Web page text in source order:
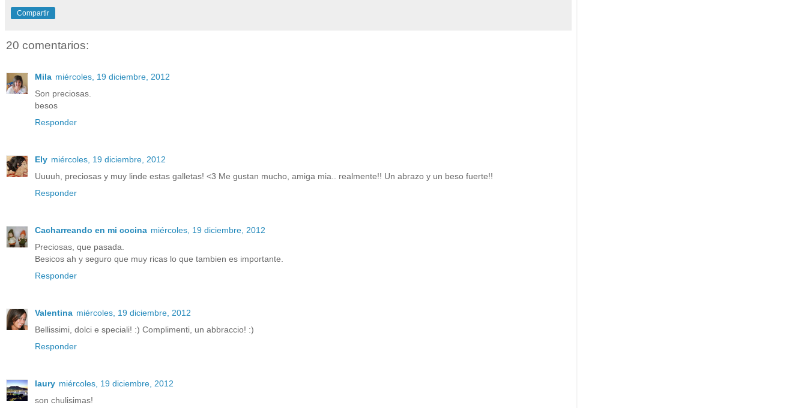
Compartir
20 comentarios:
Mila miércoles, 19 diciembre, 2012
Son preciosas.
besos
Responder
Ely miércoles, 19 diciembre, 2012
Uuuuh, preciosas y muy linde estas galletas! <3 Me gustan mucho, amiga mia.. realmente!! Un abrazo y un beso fuerte!!
Responder
Cacharreando en mi cocina miércoles, 19 diciembre, 2012
Preciosas, que pasada.
Besicos ah y seguro que muy ricas lo que tambien es importante.
Responder
Valentina miércoles, 19 diciembre, 2012
Bellissimi, dolci e speciali! :) Complimenti, un abbraccio! :)
Responder
laury miércoles, 19 diciembre, 2012
son chulisimas!